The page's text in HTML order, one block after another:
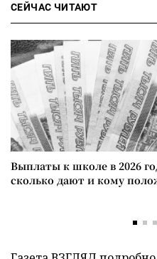
СЕЙЧАС ЧИТАЮТ
Выплаты к школе в 2026
сколько дают и кому